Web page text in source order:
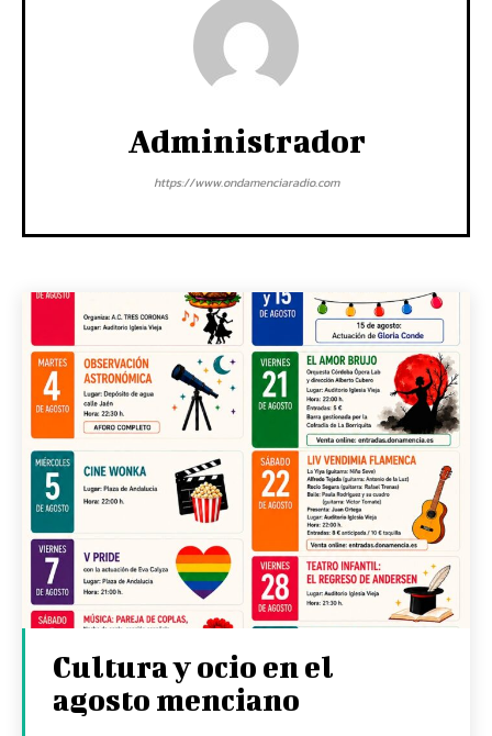
Administrador
https://www.ondamenciaradio.com
Cultura y ocio en el
agosto menciano